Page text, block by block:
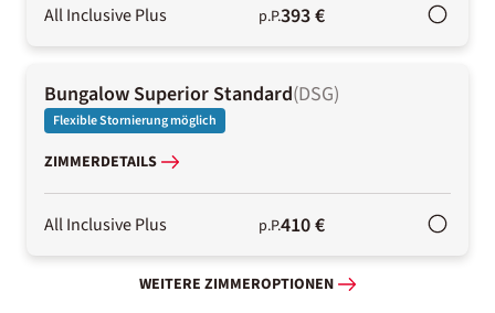
All Inclusive Plus p.P.393 €
Bungalow Superior Standard(DSG)
Flexible Stornierung möglich
ZIMMERDETAILS
All Inclusive Plus p.P.410 €
WEITERE ZIMMEROPTIONEN